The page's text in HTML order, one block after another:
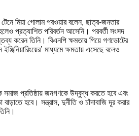
মিয়া গোলাম পরওয়ার বলেন, ছাত্র-জনতার
প্রত্যাশিত পরিবর্তন আসেনি। পরবর্তী সংসদ
করেন তিনি। বিএনপি ক্ষমতায় গিয়ে গণভোটের
মাধ্যমে ক্ষমতায় এসেছে বলেও
প্রতিষ্ঠায় জনগণকে উদ্বুদ্ধ করতে হবে এবং
হবে। সন্ত্রাস, দুর্নীতি ও চাঁদাবাজি দূর করার